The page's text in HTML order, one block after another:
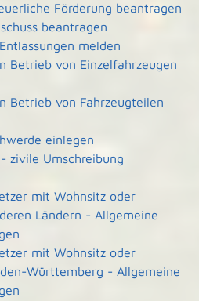
Förderung beantragen
beantragen
melden
Betrieb von Einzelfahrzeugen
Betrieb von Fahrzeugteilen
einlegen
zivile Umschreibung
mit Wohnsitz oder
Ländern - Allgemeine
mit Wohnsitz oder
Württemberg - Allgemeine